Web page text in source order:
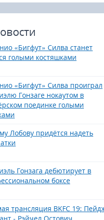
«Бигфут» Силва станет
голыми костяшками
«Бигфут» Силва проиграл
Гонзаге нокаутом в
поединке голыми
Лобову придётся надеть
Гонзага дебютирует в
боксе
трансляция BKFC 19: